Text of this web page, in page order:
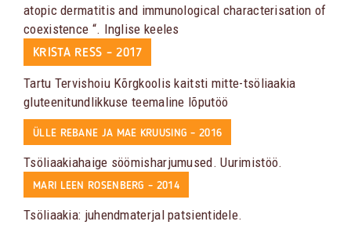
atopic dermatitis and immunological characterisation of
coexistence “. Inglise keeles
KRISTA RESS – 2017
Tartu Tervishoiu Kõrgkoolis kaitsti mitte-tsöliaakia
gluteenitundlikkuse teemaline lõputöö
ÜLLE REBANE JA MAE KRUUSING – 2016
Tsöliaakiahaige söömisharjumused. Uurimistöö.
MARI LEEN ROSENBERG – 2014
Tsöliaakia: juhendmaterjal patsientidele.